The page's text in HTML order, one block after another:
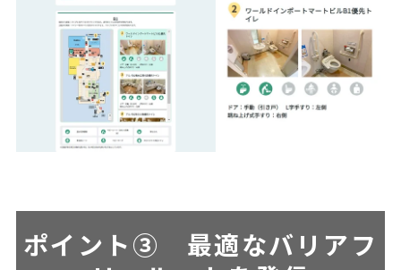
ポイント③ 最適なバリアフ